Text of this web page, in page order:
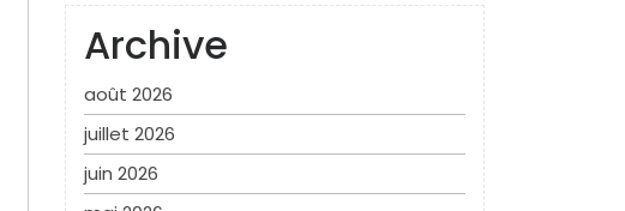
Archive
août 2026
juillet 2026
juin 2026